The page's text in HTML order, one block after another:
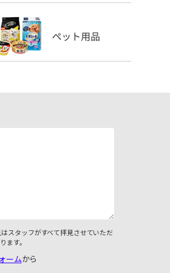
スタッフがすべて拝見させていただ
ます。
ームから